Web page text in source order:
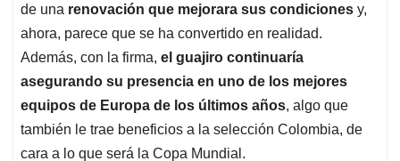
de una renovación que mejorara sus condiciones y,
ahora, parece que se ha convertido en realidad.
Además, con la firma, el guajiro continuaría
asegurando su presencia en uno de los mejores
equipos de Europa de los últimos años, algo que
también le trae beneficios a la selección Colombia, de
cara a lo que será la Copa Mundial.